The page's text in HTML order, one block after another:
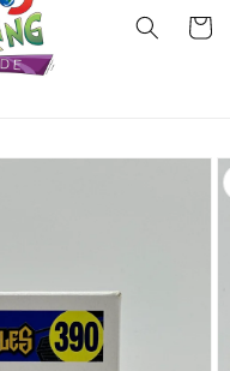
Carrito